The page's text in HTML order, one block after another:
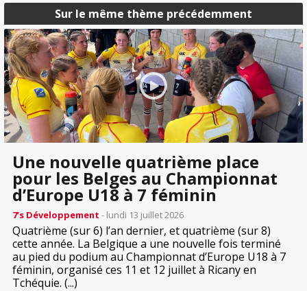
Sur le même thème précédemment
Une nouvelle quatrième place
pour les Belges au Championnat
d’Europe U18 à 7 féminin
7’s Développement - lundi 13 juillet 2026
Quatrième (sur 6) l’an dernier, et quatrième (sur 8)
cette année. La Belgique a une nouvelle fois terminé
au pied du podium au Championnat d’Europe U18 à 7
féminin, organisé ces 11 et 12 juillet à Ricany en
Tchéquie. (...)